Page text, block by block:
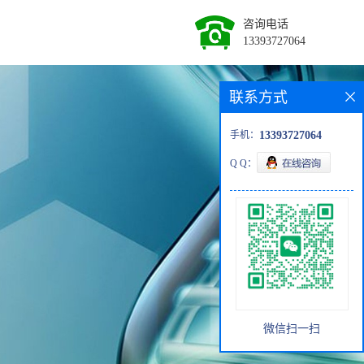
咨询电话
13393727064
联系方式
手机： 13393727064
Q Q：
微信扫一扫